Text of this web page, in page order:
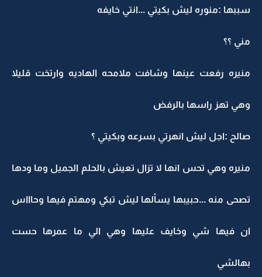
سببها :منوره ليش بكيتي ...انتي خايفه
مني ؟؟
منيره رفعت عينها وشافت ملامحه الهاديه وارتخت قليلا
وهي تهز راسها بالرفض
صالح :اجل ليش انهرتي بسرعه وبكيتي ؟
منيره وهي تحس انها لا تزال تعيش بالحلم الجميل وما ودها
تصحى منه ...حبيبها يسألها ليش تبكي ومهتم فيها وحاااس
ان فيها شي وخايف عليها وهي الي ما عمرها حست
بهالشي